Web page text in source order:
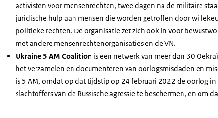
activisten voor mensenrechten, twee dagen na de militaire
juridische hulp aan mensen die worden getroffen door
politieke rechten. De organisatie zet zich ook in voor
met andere mensenrechtenorganisaties en de VN.
Ukraine 5 AM Coalition is een netwerk van meer dan 30
het verzamelen en documenteren van oorlogsmisdaden en
is 5 AM, omdat op dat tijdstip op 24 februari 2022 de oorlog
slachtoffers van de Russische agressie te beschermen, en om